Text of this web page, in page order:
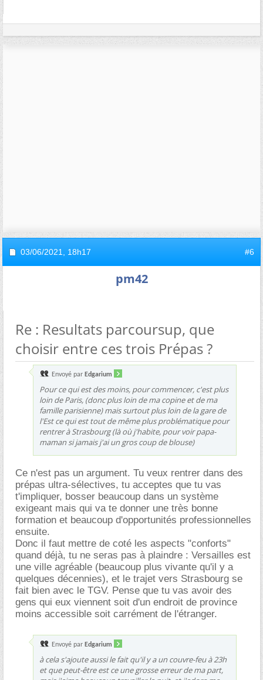
03/06/2021, 18h17 #6
pm42
Re : Resultats parcoursup, que
choisir entre ces trois Prépas ?
Envoyé par Edgarium
Pour ce qui est des moins, pour commencer, c'est plus
loin de Paris, (donc plus loin de ma copine et de ma
famille parisienne) mais surtout plus loin de la gare de
l'Est ce qui est tout de même plus problématique pour
rentrer à Strasbourg (là où j'habite, pour voir papa-
maman si jamais j'ai un gros coup de blouse)
Ce n'est pas un argument. Tu veux rentrer dans des
prépas ultra-sélectives, tu acceptes que tu vas
t'impliquer, bosser beaucoup dans un système
exigeant mais qui va te donner une très bonne
formation et beaucoup d'opportunités professionnelles
ensuite.
Donc il faut mettre de coté les aspects "conforts"
quand déjà, tu ne seras pas à plaindre : Versailles est
une ville agréable (beaucoup plus vivante qu'il y a
quelques décennies), et le trajet vers Strasbourg se
fait bien avec le TGV. Pense que tu vas avoir des
gens qui eux viennent soit d'un endroit de province
moins accessible soit carrément de l'étranger.
Envoyé par Edgarium
à cela s'ajoute aussi le fait qu'il y a un couvre-feu à 23h
et que peut-être est ce une grosse erreur de ma part,